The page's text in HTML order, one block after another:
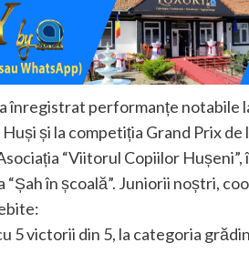
înregistrat performanțe notabile
și la competiția Grand Prix de
“Viitorul Copiilor
“Șah în școală”. Juniorii noștri,
5 victorii din 5, la categoria